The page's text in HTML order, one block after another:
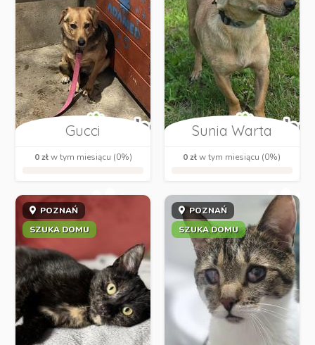
Gucci
0 złw tym miesiącu (0%)
Sunia Warta
0 złw tym miesiącu (0%)
POZNAŃ
SZUKA DOMU
POZNAŃ
SZUKA DOMU